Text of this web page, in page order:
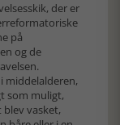
der er
på
og de
middelalderen,
som muligt,
blev vasket,